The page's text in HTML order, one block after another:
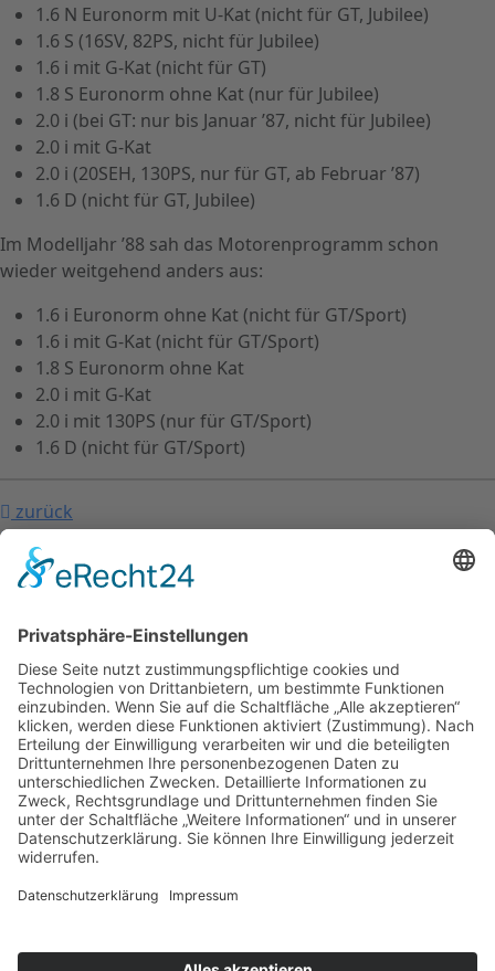
1.6 N Euronorm mit U-Kat (nicht für GT, Jubilee)
1.6 S (16SV, 82PS, nicht für Jubilee)
1.6 i mit G-Kat (nicht für GT)
1.8 S Euronorm ohne Kat (nur für Jubilee)
2.0 i (bei GT: nur bis Januar ’87, nicht für Jubilee)
2.0 i mit G-Kat
2.0 i (20SEH, 130PS, nur für GT, ab Februar ’87)
1.6 D (nicht für GT, Jubilee)
Im Modelljahr ’88 sah das Motorenprogramm schon
wieder weitgehend anders aus:
1.6 i Euronorm ohne Kat (nicht für GT/Sport)
1.6 i mit G-Kat (nicht für GT/Sport)
1.8 S Euronorm ohne Kat
2.0 i mit G-Kat
2.0 i mit 130PS (nur für GT/Sport)
1.6 D (nicht für GT/Sport)
zurück
Kontakt
Impressum
Mitgliederbereich
Facebook
Instagram
Umsetzung:DOUBLE-A-DESIGN
Kontakt
Impressum
Datenschutzerklärung
Mitgliederbereich
Umsetzung:
Suche